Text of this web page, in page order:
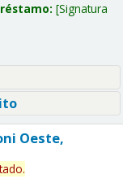
Signatura
Oeste,
.